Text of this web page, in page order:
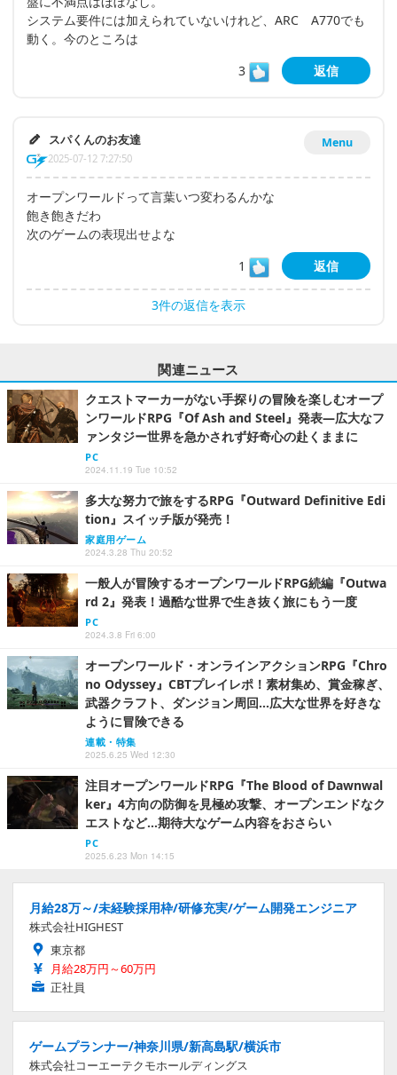
システム要件には加えられていないけれど、ARC A770でも
動く。今のところは
3
返信
Menu
スパくんのお友達
2025-07-12 7:27:50
オープンワールドって言葉いつ変わるんかな
飽き飽きだわ
次のゲームの表現出せよな
1
返信
3件の返信を表示
関連ニュース
クエストマーカーがない手探りの冒険を楽しむオープ
ンワールドRPG『Of Ash and Steel』発表―広大なフ
ァンタジー世界を急かされず好奇心の赴くままに
PC
2024.11.19 Tue 10:52
多大な努力で旅をするRPG『Outward Definitive Edi
tion』スイッチ版が発売！
家庭用ゲーム
2024.3.28 Thu 20:52
一般人が冒険するオープンワールドRPG続編『Outwa
rd 2』発表！過酷な世界で生き抜く旅にもう一度
PC
2024.3.8 Fri 6:00
オープンワールド・オンラインアクションRPG『Chro
no Odyssey』CBTプレイレポ！素材集め、賞金稼ぎ、
武器クラフト、ダンジョン周回…広大な世界を好きな
ように冒険できる
連載・特集
2025.6.25 Wed 12:30
注目オープンワールドRPG『The Blood of Dawnwal
ker』4方向の防御を見極め攻撃、オープンエンドなク
エストなど…期待大なゲーム内容をおさらい
PC
2025.6.23 Mon 14:15
月給28万～/未経験採用枠/研修充実/ゲーム開発エンジニア
株式会社HIGHEST
東京都
月給28万円～60万円
正社員
ゲームプランナー/神奈川県/新高島駅/横浜市
株式会社コーエーテクモホールディングス